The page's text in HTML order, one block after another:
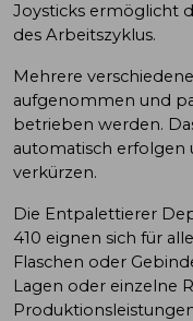
Joysticks ermöglicht
des Arbeitszyklus.
Mehrere
aufgenommen und
betrieben werden.
automatisch erfolgen
verkürzen.
Die Entpalettierer
410 eignen sich für
Flaschen oder
Lagen oder einzelne